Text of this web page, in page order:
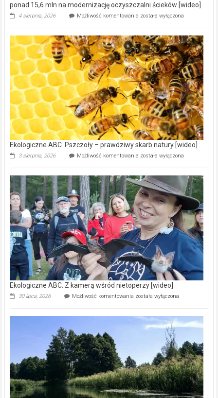
ponad 15,6 mln na modernizację oczyszczalni ścieków [wideo]
4 sierpnia, 2026 Możliwość komentowania Ekologiczne
Wręczyca
Wielka
z
dofinansowaniem
ponad
15,6
mln
na
modernizację
oczyszczalni
ścieków
[wideo]
została wyłączona
Ekologiczne ABC. Pszczoły – prawdziwy skarb natury [wideo]
3 sierpnia, 2026 Możliwość komentowania Ekologiczne
–
prawdziwy
skarb
natury
[wideo]
została wyłączona
Ekologiczne ABC. Z kamerą wśród nietoperzy [wideo]
30 lipca, 2026 Możliwość komentowania Ekologiczne
kamerą
wśród
została wyłączona